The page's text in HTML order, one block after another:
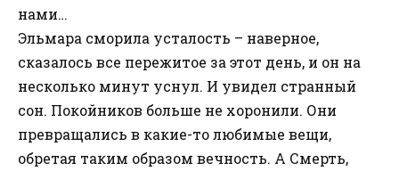
нами…
Эльмара сморила усталость – наверное,
сказалось все пережитое за этот день, и он на
несколько минут уснул. И увидел странный
сон. Покойников больше не хоронили. Они
превращались в какие-то любимые вещи,
обретая таким образом вечность. А Смерть,